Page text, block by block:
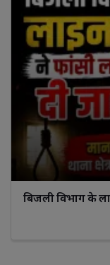
बिजली विभाग के